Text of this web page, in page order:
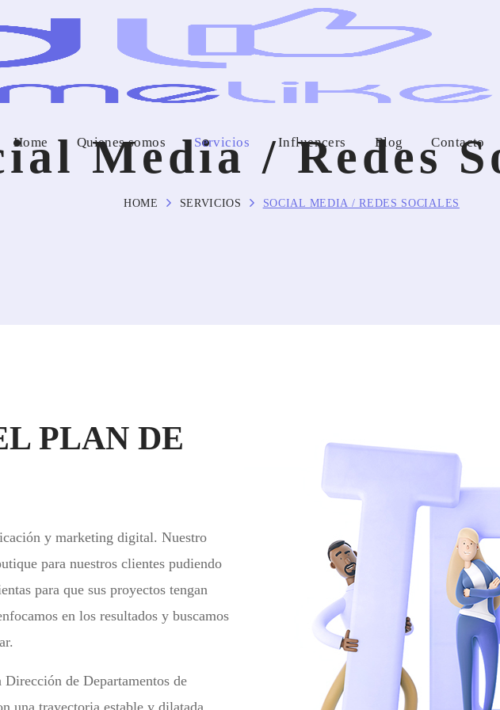
Home Quienes somos Servicios Influencers Blog Contacto
Media / Redes
HOME SERVICIOS SOCIAL MEDIA / REDES SOCIALES
PLAN DE
y marketing digital. Nuestro
para nuestros clientes pudiendo
para que sus proyectos tengan
en los resultados y buscamos
de Departamentos de
una trayectoria estable y dilatada